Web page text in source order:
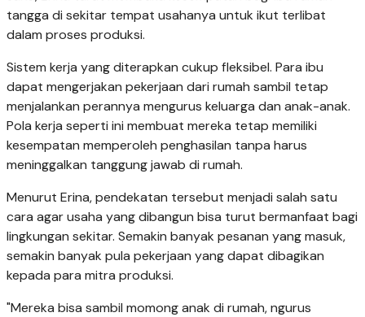
tangga di sekitar tempat usahanya untuk ikut terlibat
dalam proses produksi.
Sistem kerja yang diterapkan cukup fleksibel. Para ibu
dapat mengerjakan pekerjaan dari rumah sambil tetap
menjalankan perannya mengurus keluarga dan anak-anak.
Pola kerja seperti ini membuat mereka tetap memiliki
kesempatan memperoleh penghasilan tanpa harus
meninggalkan tanggung jawab di rumah.
Menurut Erina, pendekatan tersebut menjadi salah satu
cara agar usaha yang dibangun bisa turut bermanfaat bagi
lingkungan sekitar. Semakin banyak pesanan yang masuk,
semakin banyak pula pekerjaan yang dapat dibagikan
kepada para mitra produksi.
"Mereka bisa sambil momong anak di rumah, ngurus